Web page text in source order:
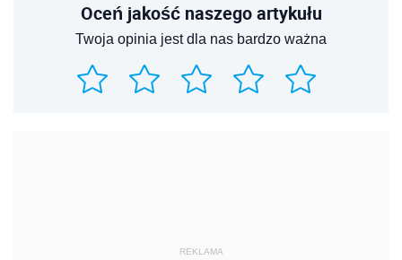
Oceń jakość naszego artykułu
Twoja opinia jest dla nas bardzo ważna
REKLAMA